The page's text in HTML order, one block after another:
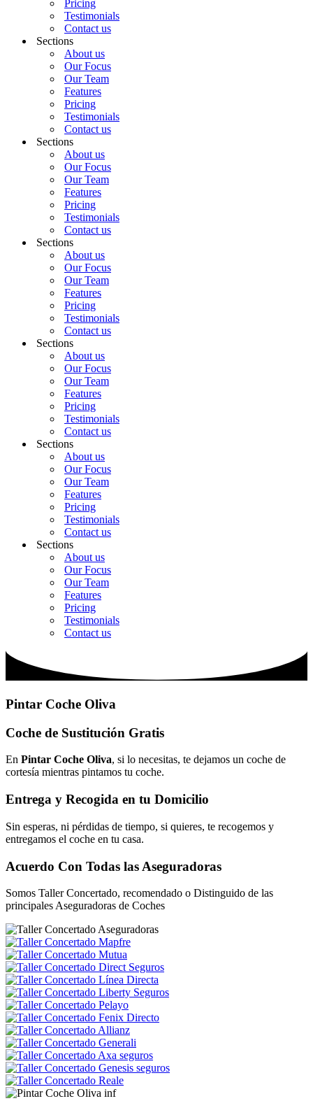
Pricing
Testimonials
Contact us
Sections
About us
Our Focus
Our Team
Features
Pricing
Testimonials
Contact us
Sections
About us
Our Focus
Our Team
Features
Pricing
Testimonials
Contact us
Sections
About us
Our Focus
Our Team
Features
Pricing
Testimonials
Contact us
Sections
About us
Our Focus
Our Team
Features
Pricing
Testimonials
Contact us
Sections
About us
Our Focus
Our Team
Features
Pricing
Testimonials
Contact us
Sections
About us
Our Focus
Our Team
Features
Pricing
Testimonials
Contact us
Pintar Coche Oliva
Coche de Sustitución Gratis
En Pintar Coche Oliva, si lo necesitas, te dejamos un coche de
cortesía mientras pintamos tu coche.
Entrega y Recogida en tu Domicilio
Sin esperas, ni pérdidas de tiempo, si quieres, te recogemos y
entregamos el coche en tu casa.
Acuerdo Con Todas las Aseguradoras
Somos Taller Concertado, recomendado o Distinguido de las
principales Aseguradoras de Coches